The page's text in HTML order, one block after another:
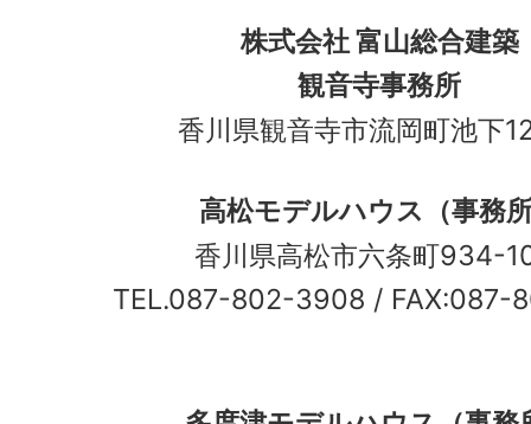
株式会社 富山総合建築
観音寺事務所
香川県観音寺市流岡町池下
高松モデルハウス（事務
香川県高松市六条町
TEL.087-802-3908 / FAX:087-